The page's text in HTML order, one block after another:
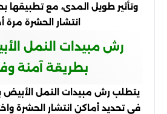
وتأثير طويل المدى، مع
انتشار الحشرة مرة
رش مبيدات النمل
بطريقة آمنة
يتطلب رش مبيدات النمل الأبيض
في تحديد أماكن انتشار الحشرة